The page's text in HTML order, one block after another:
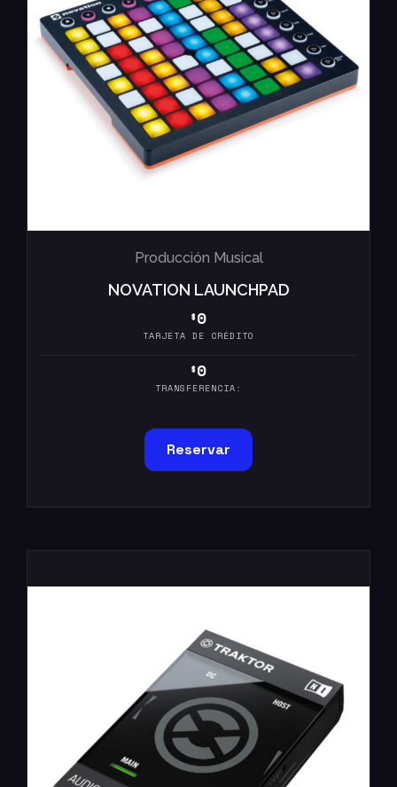
Producción Musical
NOVATION LAUNCHPAD
$0
TARJETA DE CRÉDITO
$0
TRANSFERENCIA:
Reservar